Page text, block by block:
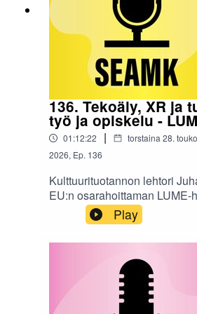
palautumiseen.Jakso tarjoaa
näkökulmia ja oivalluksia,
pysähtymään oman
ajoissa.Podcastin tuotanto:
Rauha (SEAMK)Podcastin
136. Tekoäly, XR ja
työ ja opiskelu -
01:12:22 | torstaina 28.
2026, Ep. 136
Kulttuurituotannon lehtori
EU:n osarahoittaman LUME-
asiantuntijana. Hankkeessa
alojen toimijoiden digitaalista
ympäristössä. Tässä
kanssa laajennetusta
tekoälyn käytöstä arjessa ja
opiskelun murroksesta. Jakso
Play